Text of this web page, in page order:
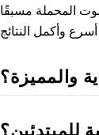
المحملة مسبقًا
والمميزة؟
للمبتدئين؟